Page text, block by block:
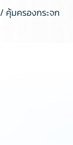
คุ้มครองกระจก